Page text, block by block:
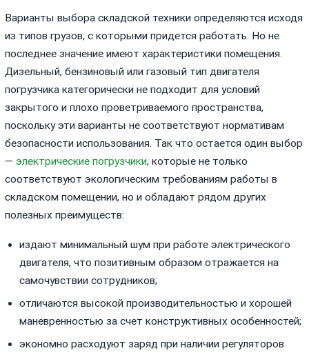
Варианты выбора складской техники определяются исходя
из типов грузов, с которыми придется работать. Но не
последнее значение имеют характеристики помещения.
Дизельный, бензиновый или газовый тип двигателя
погрузчика категорически не подходит для условий
закрытого и плохо проветриваемого пространства,
поскольку эти варианты не соответствуют нормативам
безопасности использования. Так что остается один выбор
—электрические погрузчики, которые не только
соответствуют экологическим требованиям работы в
складском помещении, но и обладают рядом других
полезных преимуществ:
издают минимальный шум при работе электрического
двигателя, что позитивным образом отражается на
самочувствии сотрудников;
отличаются высокой производительностью и хорошей
маневренностью за счет конструктивных особенностей;
экономно расходуют заряд при наличии регуляторов